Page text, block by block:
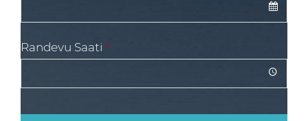
Randevu Saati *